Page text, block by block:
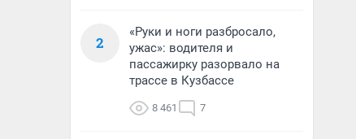
2
«Руки и ноги разбросало,
ужас»: водителя и
пассажирку разорвало на
трассе в Кузбассе
8 461 7